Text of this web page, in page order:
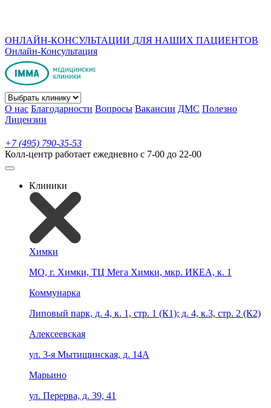
ОНЛАЙН-КОНСУЛЬТАЦИИ ДЛЯ НАШИХ ПАЦИЕНТОВ
Онлайн-Консультация
О нас Благодарности Вопросы Вакансии ДМС Полезно
Лицензии
+7 (495) 790-35-53
Колл-центр работает ежедневно с 7-00 до 22-00
Клиники
Химки
МО, г. Химки, ТЦ Мега Химки, мкр. ИКЕА, к. 1
Коммунарка
Липовый парк, д. 4, к. 1, стр. 1 (К1); д. 4, к.3, стр. 2 (К2)
Алексеевская
ул. 3-я Мытищинская, д. 14А
Марьино
ул. Перерва, д. 39, 41